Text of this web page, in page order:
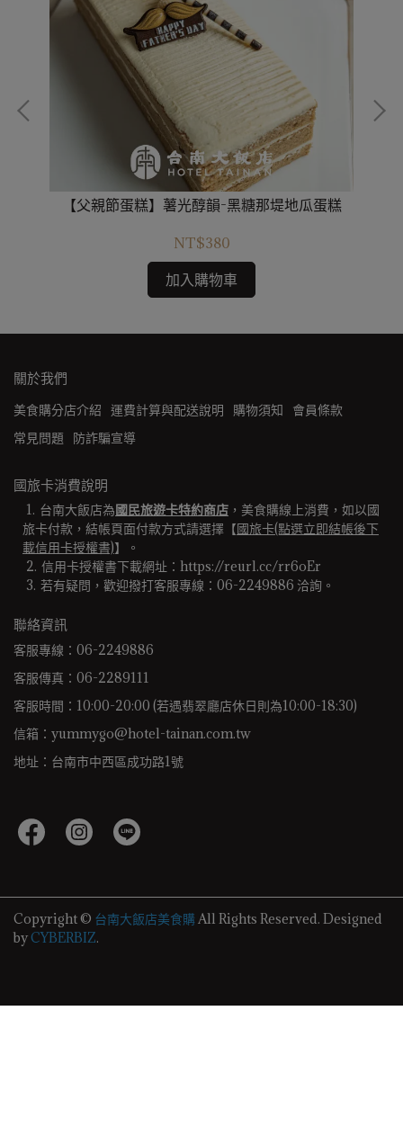
【父親節蛋糕】薯光醇韻-黑糖那堤地瓜蛋糕
NT$380
加入購物車
關於我們
美食購分店介紹 運費計算與配送說明 購物須知
會員條款
常見問題
防詐騙宣導
國旅卡消費說明
台南大飯店為國民旅遊卡特約商店 ，美食購線上消費，如以國
旅卡付款，結帳頁面付款方式請選擇【國旅卡(點選立即結帳後下
載信用卡授權書)】。
信用卡授權書下載網址：https://reurl.cc/rr6oEr
若有疑問，歡迎撥打客服專線：06-2249886 洽詢。
聯絡資訊
客服專線：06-2249886
客服傳真：06-2289111
客服時間：10:00-20:00 (若遇翡翠廳店休日則為10:00-18:30)
信箱：yummygo@hotel-tainan.com.tw
地址：台南市中西區成功路1號
Copyright © 台南大飯店美食購All Rights Reserved. Designed
byCYBERBIZ.